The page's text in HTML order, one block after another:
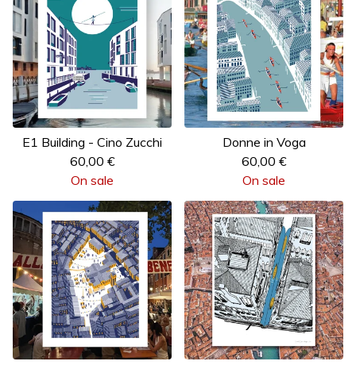
E1 Building - Cino Zucchi
60,00 €
On sale
Donne in Voga
60,00 €
On sale